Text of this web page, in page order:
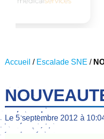
Accueil / Escalade SNE /
Le 5 septembre 2012 à